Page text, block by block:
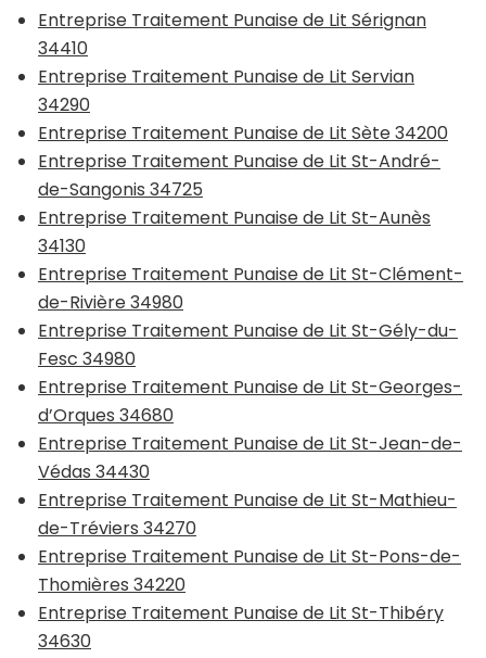
Entreprise Traitement Punaise de Lit Sérignan
34410
Entreprise Traitement Punaise de Lit Servian
34290
Entreprise Traitement Punaise de Lit Sète 34200
Entreprise Traitement Punaise de Lit St-André-
de-Sangonis 34725
Entreprise Traitement Punaise de Lit St-Aunès
34130
Entreprise Traitement Punaise de Lit St-Clément-
de-Rivière 34980
Entreprise Traitement Punaise de Lit St-Gély-du-
Fesc 34980
Entreprise Traitement Punaise de Lit St-Georges-
d’Orques 34680
Entreprise Traitement Punaise de Lit St-Jean-de-
Védas 34430
Entreprise Traitement Punaise de Lit St-Mathieu-
de-Tréviers 34270
Entreprise Traitement Punaise de Lit St-Pons-de-
Thomières 34220
Entreprise Traitement Punaise de Lit St-Thibéry
34630